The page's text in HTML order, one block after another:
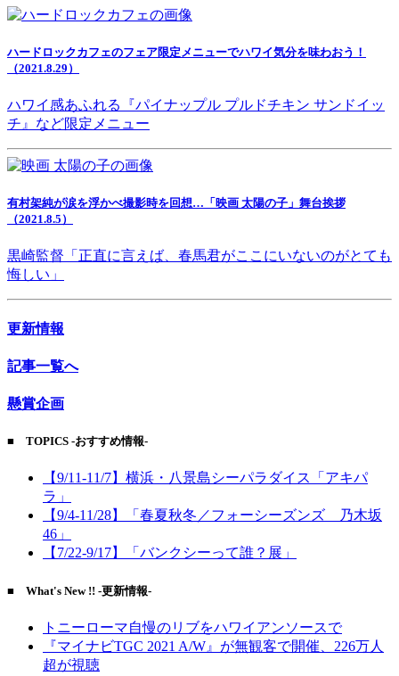
ハードロックカフェのフェア限定メニューでハワイ気分を味わおう！
（2021.8.29）
ハワイ感あふれる『パイナップル プルドチキン サンドイッ
チ』など限定メニュー
有村架純が涙を浮かべ撮影時を回想…「映画 太陽の子」舞台挨拶
（2021.8.5）
黒崎監督「正直に言えば、春馬君がここにいないのがとても
悔しい」
更新情報
記事一覧へ
懸賞企画
■ TOPICS -おすすめ情報-
【9/11-11/7】横浜・八景島シーパラダイス「アキパ
ラ」
【9/4-11/28】「春夏秋冬／フォーシーズンズ 乃木坂
46」
【7/22-9/17】「バンクシーって誰？展」
■ What's New !! -更新情報-
トニーローマ自慢のリブをハワイアンソースで
『マイナビTGC 2021 A/W』が無観客で開催、226万人
超が視聴